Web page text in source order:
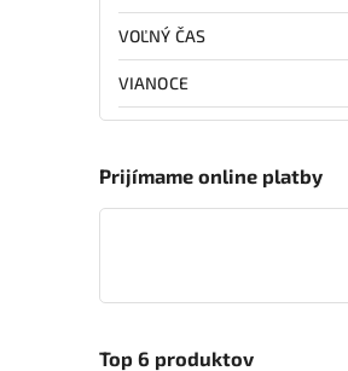
VOĽNÝ ČAS
VIANOCE
Prijímame online platby
Top 6 produktov